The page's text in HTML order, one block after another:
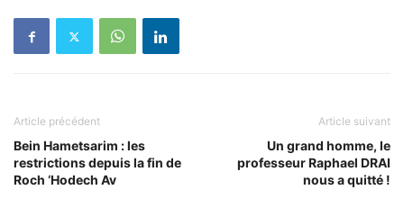
Article précédent
Bein Hametsarim : les
restrictions depuis la fin de
Roch ‘Hodech Av
Article suivant
Un grand homme, le
professeur Raphael DRAI
nous a quitté !